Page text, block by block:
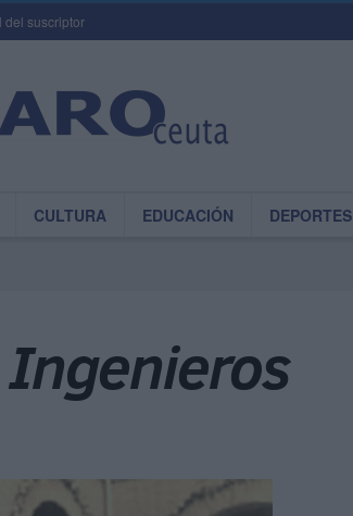
del suscriptor
CULTURA EDUCACIÓN DEPORTES